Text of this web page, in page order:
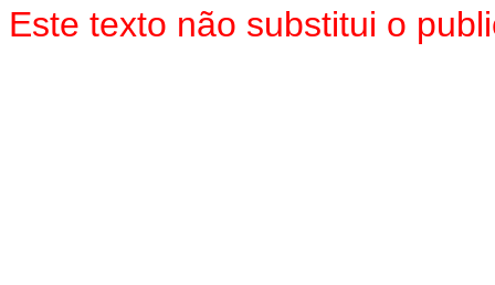
Este texto não substitui o